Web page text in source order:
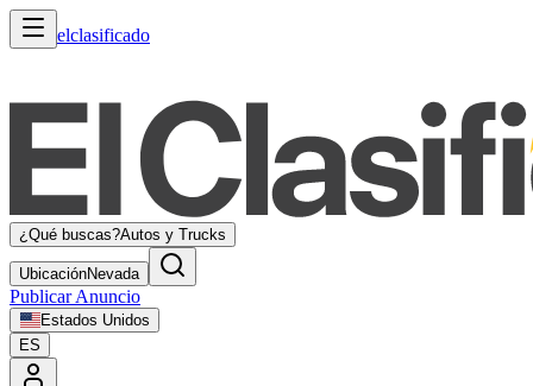
elclasificado
¿Qué buscas?Autos y Trucks
UbicaciónNevada
Publicar Anuncio
Estados Unidos
ES